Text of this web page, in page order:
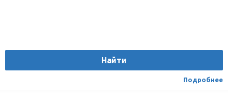
Найти
Подробнее